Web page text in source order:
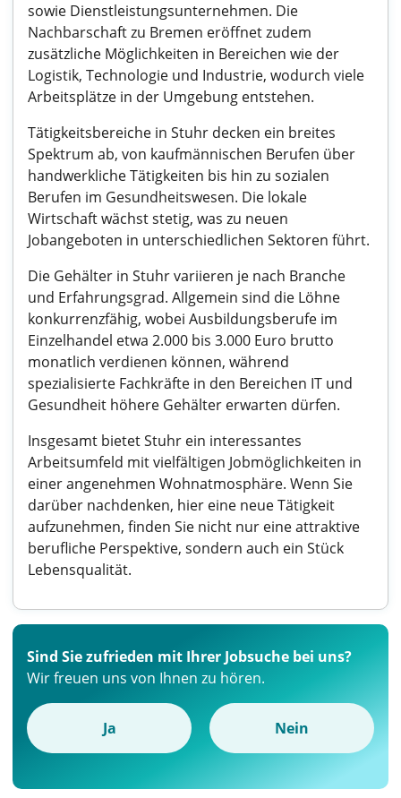
sowie Dienstleistungsunternehmen. Die
Nachbarschaft zu Bremen eröffnet zudem
zusätzliche Möglichkeiten in Bereichen wie der
Logistik, Technologie und Industrie, wodurch viele
Arbeitsplätze in der Umgebung entstehen.
Tätigkeitsbereiche in Stuhr decken ein breites
Spektrum ab, von kaufmännischen Berufen über
handwerkliche Tätigkeiten bis hin zu sozialen
Berufen im Gesundheitswesen. Die lokale
Wirtschaft wächst stetig, was zu neuen
Jobangeboten in unterschiedlichen Sektoren führt.
Die Gehälter in Stuhr variieren je nach Branche
und Erfahrungsgrad. Allgemein sind die Löhne
konkurrenzfähig, wobei Ausbildungsberufe im
Einzelhandel etwa 2.000 bis 3.000 Euro brutto
monatlich verdienen können, während
spezialisierte Fachkräfte in den Bereichen IT und
Gesundheit höhere Gehälter erwarten dürfen.
Insgesamt bietet Stuhr ein interessantes
Arbeitsumfeld mit vielfältigen Jobmöglichkeiten in
einer angenehmen Wohnatmosphäre. Wenn Sie
darüber nachdenken, hier eine neue Tätigkeit
aufzunehmen, finden Sie nicht nur eine attraktive
berufliche Perspektive, sondern auch ein Stück
Lebensqualität.
Sind Sie zufrieden mit Ihrer Jobsuche bei uns?
Wir freuen uns von Ihnen zu hören.
Ja Nein